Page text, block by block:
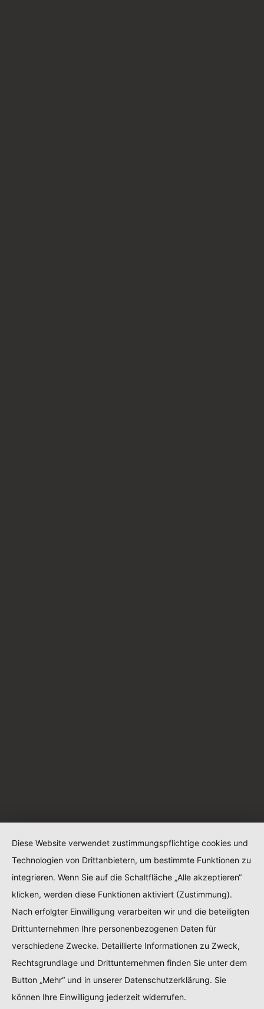
Diese Website verwendet zustimmungspflichtige cookies und
Technologien von Drittanbietern, um bestimmte Funktionen zu
integrieren. Wenn Sie auf die Schaltfläche „Alle akzeptieren“
klicken, werden diese Funktionen aktiviert (Zustimmung).
Nach erfolgter Einwilligung verarbeiten wir und die beteiligten
Drittunternehmen Ihre personenbezogenen Daten für
verschiedene Zwecke. Detaillierte Informationen zu Zweck,
Rechtsgrundlage und Drittunternehmen finden Sie unter dem
Button „Mehr“ und in unserer Datenschutzerklärung. Sie
können Ihre Einwilligung jederzeit widerrufen.